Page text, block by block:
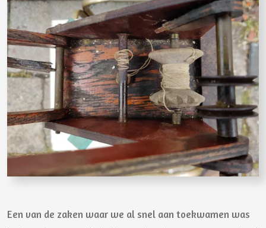
Een van de zaken waar we al snel aan toekwamen was